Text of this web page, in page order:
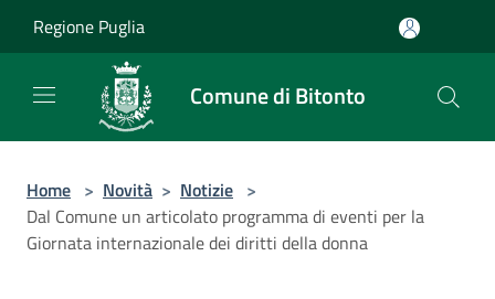
Regione Puglia
Comune di Bitonto
Home > Novità > Notizie >
Dal Comune un articolato programma di eventi per la
Giornata internazionale dei diritti della donna